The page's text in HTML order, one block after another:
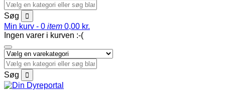
Søg
Min kurv - 0 item 0,00 kr.
Ingen varer i kurven :-(
Søg